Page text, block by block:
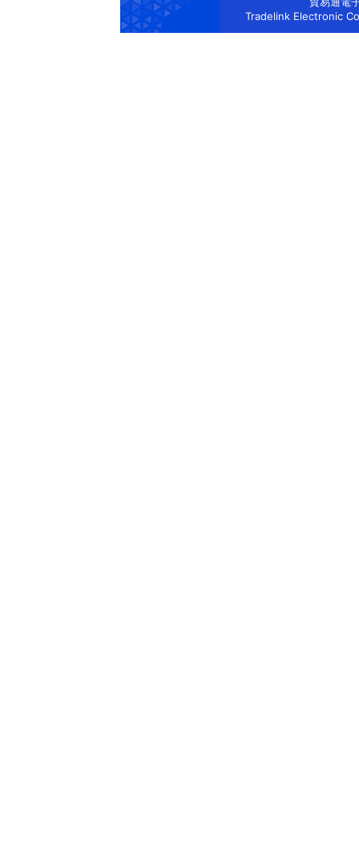
Tradelink Electronic